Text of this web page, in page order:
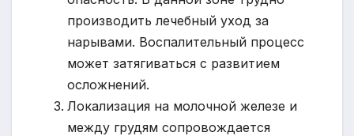
производить лечебный уход за
нарывами. Воспалительный процесс
может затягиваться с развитием
осложнений.
Локализация на молочной железе и
между грудям сопровождается